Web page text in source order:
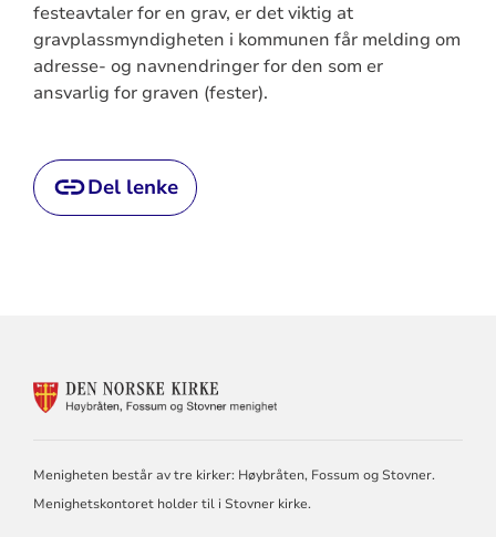
festeavtaler for en grav, er det viktig at
gravplassmyndigheten i kommunen får melding om
adresse- og navnendringer for den som er
ansvarlig for graven (fester).
Del lenke
FOR
OG
STOVNER
Menigheten består av tre kirker: Høybråten, Fossum og Stovner.
Menighetskontoret holder til i Stovner kirke.